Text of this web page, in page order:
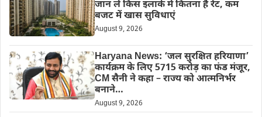
जान लें किस इलाके में कितना है रेंट, कम
बजट में खास सुविधाएं
August 9, 2026
Haryana News: ‘जल सुरक्षित हरियाणा’
कार्यक्रम के लिए 5715 करोड़ का फंड मंजूर,
CM सैनी ने कहा – राज्य को आत्मनिर्भर
बनाने…
August 9, 2026